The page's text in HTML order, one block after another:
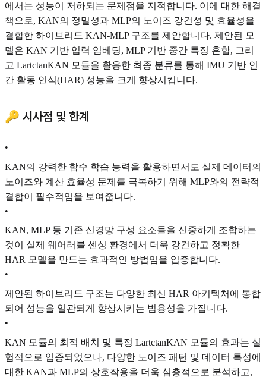
에서는 성능이 저하되는 문제점을 지적합니다. 이에 대한 해결
책으로, KAN의 정밀성과 MLP의 노이즈 강건성 및 효율성을
결합한 하이브리드 KAN-MLP 구조를 제안합니다. 제안된 모
델은 KAN 기반 입력 임베딩, MLP 기반 중간 특징 혼합, 그리
고 LartctanKAN 모듈을 활용한 최종 분류를 통해 IMU 기반 인
간 활동 인식(HAR) 성능을 크게 향상시킵니다.
🔑 시사점 및 한계
•
KAN의 강력한 함수 학습 능력을 활용하면서도 실제 데이터의
노이즈와 계산 효율성 문제를 극복하기 위해 MLP와의 전략적
결합이 필수적임을 보여줍니다.
•
KAN, MLP 등 기존 신경망 구성 요소들을 신중하게 조합하는
것이 실제 웨어러블 센싱 환경에서 더욱 강건하고 정확한
HAR 모델을 만드는 효과적인 방법임을 입증합니다.
•
제안된 하이브리드 구조는 다양한 최신 HAR 아키텍처에 통합
되어 성능을 일관되게 향상시키는 범용성을 가집니다.
•
KAN 모듈의 최적 배치 및 특정 LartctanKAN 모듈의 효과는 실
험적으로 입증되었으나, 다양한 노이즈 패턴 및 데이터 특성에
대한 KAN과 MLP의 상호작용을 더욱 심층적으로 분석하고,